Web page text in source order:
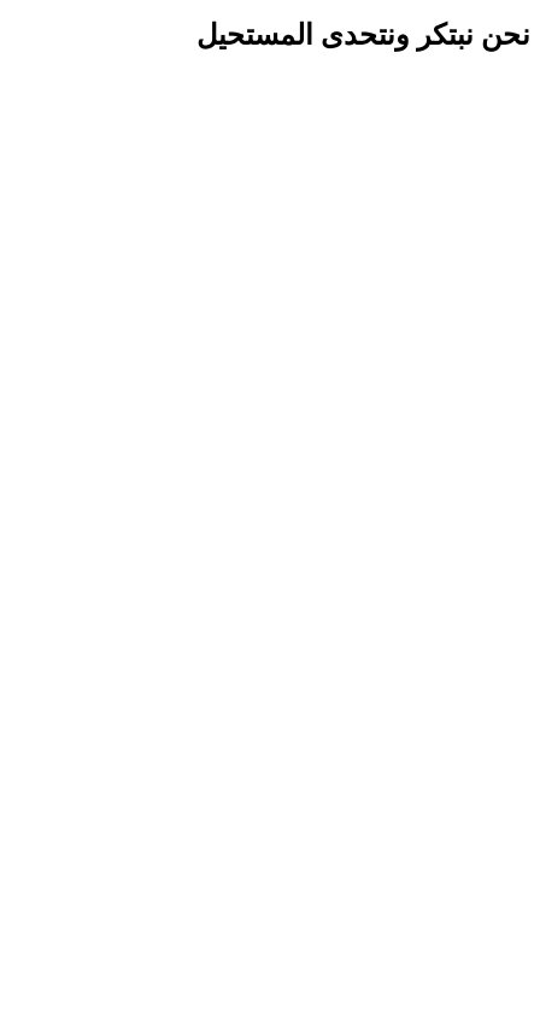
نحن نبتكر ونتحدى المستحيل